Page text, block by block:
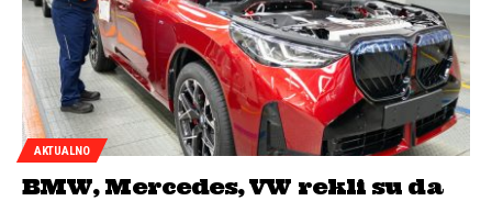
AKTUALNO
BMW, Mercedes, VW rekli su da